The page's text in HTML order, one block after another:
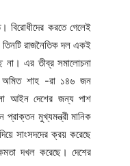
বিরোধীদের করতে গেলেই
তিনটি রাজনৈতিক দল একই
না। এর তীব্র সমালোচনা
অমিত শাহ -রা ১৪৬ জন
আইন দেশের জন্য পাশ
মুখ্যমন্ত্রী মানিক
সাংসদদের ক্রয় করেছে
দখল করেছে। দেশের